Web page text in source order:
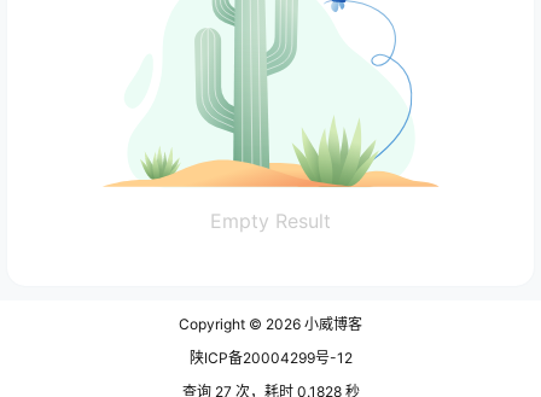
Empty Result
Copyright © 2026 小威博客
陕ICP备20004299号-12
查询 27 次，耗时 0.1828 秒